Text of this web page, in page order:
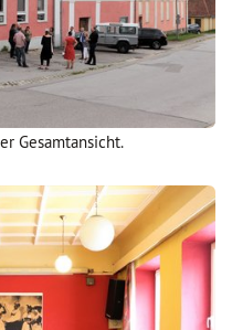
Gesamtansicht.